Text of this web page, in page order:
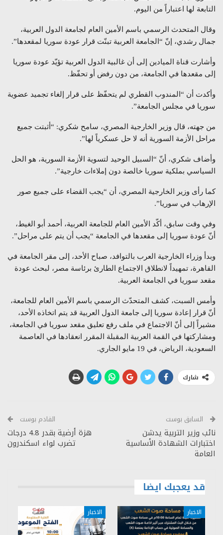
التابعة لها اعتباراً من اليوم.
وقال المتحدث الرسمي باسم الأمين العام لجامعة الدول العربية،
جمال رشدي، إنّ “الجامعة العربية تبنّت قرار عودة سوريا لمقعدها”.
وأشارت قناة الميادين إلى أن غالبية الدول العربية تؤيّد عودة سوريا
إلى مقعدها في الجامعة، من دون رفض أو تحفّظ.
وأكدت أن “المندوب القطري لم يتحفّظ على قرار إلغاء تجميد عضوية
سوريا في مجلس الجامعة”.
من جهته، قال وزير الخارجية المصري، سامح شكري: “أثبتت جميع
مراحل الأزمة السورية أنه لا حل عسكرياً لها”.
وأضاف شكري، أنّ “السبيل الوحيد لتسوية الأزمة السورية، هو الحل
السياسي بملكية سوريا خالصة دون إملاءات خارجية”.
كما رأى وزير الخارجية المصري، أن “يجب القضاء على جميع صور
الإرهاب في سوريا”.
وفي وقت سابق، أكّد الأمين العام للجامعة العربية، أحمد أبو الغيط،
أنّ عودة سوريا إلى مقعدها في الجامعة “يجب أن يتم على مراحل”.
وبدأ وزراء الخارجية العرب بالتوافد، صباح الأحد، إلى مقر الجامعة في
القاهرة، تمهيداً لانطلاق الاجتماع الطارئ برئاسة مصر، لبحث عودة
مقعد سوريا في الجامعة العربية.
وأمس السبت، كشف المتحدّث الرسمي باسم الأمين العام للجامعة،
أنّ قرار إعادة سوريا إلى جامعة الدول العربية قد يتم اتخاذه الأحد،
مشيراً إلى أنّ الاجتماع في ملف رفع تعليق مقعد سوريا في الجامعة،
ومشاركتها في القمة العربية المقبلة المقرر انعقادها في العاصمة
السعودية، الرياض، في 19 مايو الجاري.
شارك
السابق بوست
نائب وزير التربية يدشن
اختبارات الشهادة الأساسية
العامة
القادم بوست
هزة أرضية بقدر 4.8 درجات
تضرب لواء اسكندرون
قد يعجبك ايضا
الاخبار الاخبار